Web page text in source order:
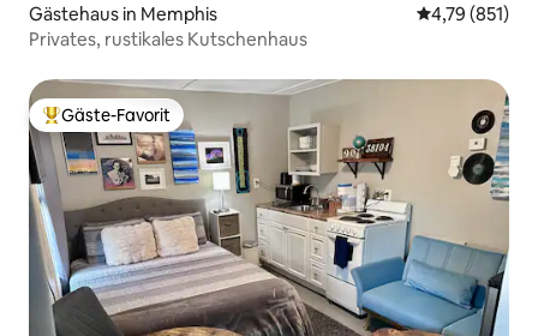
Gästehaus in Memphis
4,79 (851)
Privates, rustikales Kutschenhaus
Beliebter Gäste-Favorit.
Gäste-Favorit